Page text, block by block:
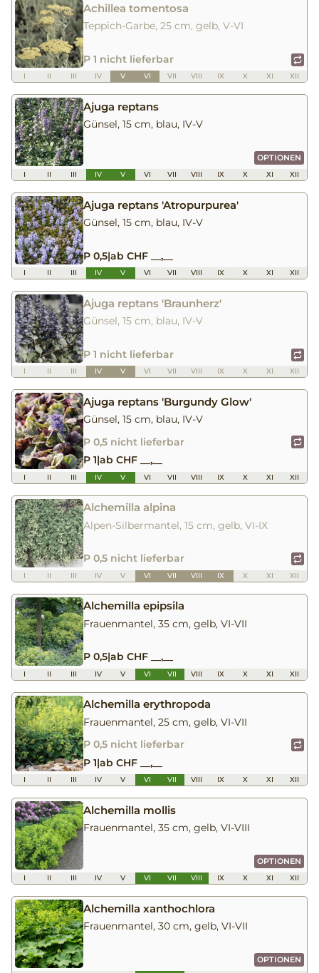
Achillea tomentosa
Teppich-Garbe, 25 cm, gelb, V-VI
P 1 nicht lieferbar
I II III IV V VI VII VIII IX X XI XII
Ajuga reptans
Günsel, 15 cm, blau, IV-V
OPTIONEN
I II III IV V VI VII VIII IX X XI XII
Ajuga reptans 'Atropurpurea'
Günsel, 15 cm, blau, IV-V
P 0,5|ab CHF __,__
I II III IV V VI VII VIII IX X XI XII
Ajuga reptans 'Braunherz'
Günsel, 15 cm, blau, IV-V
P 1 nicht lieferbar
I II III IV V VI VII VIII IX X XI XII
Ajuga reptans 'Burgundy Glow'
Günsel, 15 cm, blau, IV-V
P 0,5 nicht lieferbar
P 1|ab CHF __,__
I II III IV V VI VII VIII IX X XI XII
Alchemilla alpina
Alpen-Silbermantel, 15 cm, gelb, VI-IX
P 0,5 nicht lieferbar
I II III IV V VI VII VIII IX X XI XII
Alchemilla epipsila
Frauenmantel, 35 cm, gelb, VI-VII
P 0,5|ab CHF __,__
I II III IV V VI VII VIII IX X XI XII
Alchemilla erythropoda
Frauenmantel, 25 cm, gelb, VI-VII
P 0,5 nicht lieferbar
P 1|ab CHF __,__
I II III IV V VI VII VIII IX X XI XII
Alchemilla mollis
Frauenmantel, 35 cm, gelb, VI-VIII
OPTIONEN
I II III IV V VI VII VIII IX X XI XII
Alchemilla xanthochlora
Frauenmantel, 30 cm, gelb, VI-VII
OPTIONEN